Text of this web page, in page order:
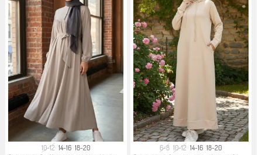
10-12 14-16 18-20 6-8 10-12 14-16 18-20